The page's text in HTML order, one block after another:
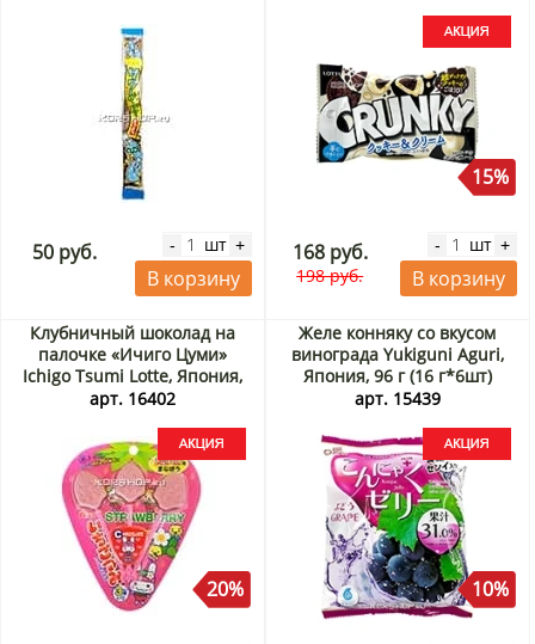
50 руб. - шт +
В корзину
15%
168 руб.
198 руб.
- шт +
В корзину
Клубничный шоколад на
палочке «Ичиго Цуми»
Ichigo Tsumi Lotte, Япония,
11 г Акция
арт. 16402
20%
Желе конняку со вкусом
винограда Yukiguni Aguri,
Япония, 96 г (16 г*6шт)
Акция
арт. 15439
10%